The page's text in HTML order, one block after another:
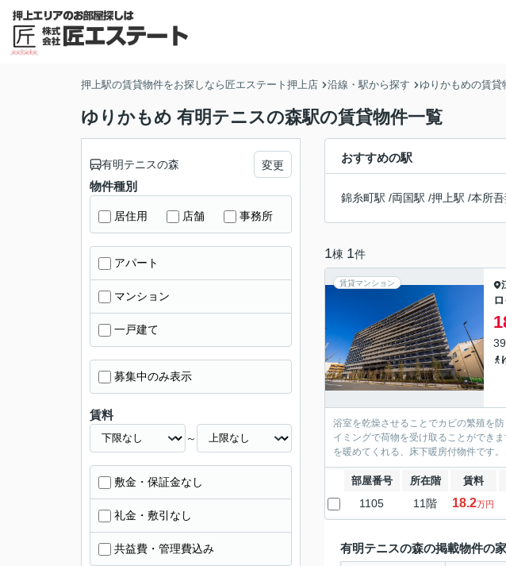
押上駅の賃貸物件をお探しなら匠エステート押上店 沿線・駅から探す ゆりかもめの賃貸
ゆりかもめ 有明テニスの森駅の賃貸物件一覧
おすすめの駅
錦糸町駅 /両国駅 /押上駅 /本所
1棟 1件
賃貸マンション
浴室を乾燥させることでカビの繁殖を
イミングで荷物を受け取ることができ
を暖めてくれる、床下暖房付物件です
部屋番号 所在階 賃料
1105 11階 18.2万円
有明テニスの森の掲載物件の
有明テニスの森 変更
物件種別
居住用 店舗 事務所
アパート
マンション
一戸建て
募集中のみ表示
賃料
～
敷金・保証金なし
礼金・敷引なし
共益費・管理費込み